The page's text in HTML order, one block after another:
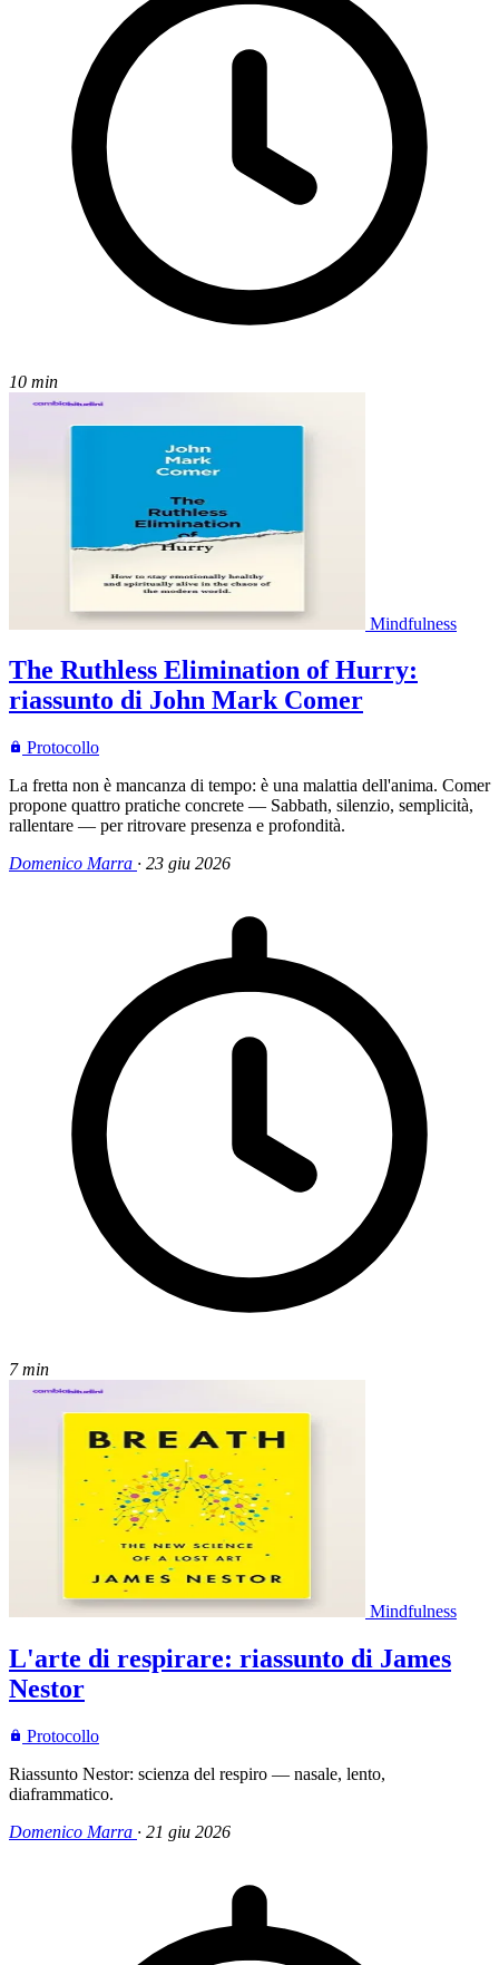
10 min
Mindfulness
The Ruthless Elimination of Hurry:
riassunto di John Mark Comer
Protocollo
La fretta non è mancanza di tempo: è una malattia dell'anima. Comer
propone quattro pratiche concrete — Sabbath, silenzio, semplicità,
rallentare — per ritrovare presenza e profondità.
Domenico Marra · 23 giu 2026
7 min
Mindfulness
L'arte di respirare: riassunto di James
Nestor
Protocollo
Riassunto Nestor: scienza del respiro — nasale, lento,
diaframmatico.
Domenico Marra · 21 giu 2026